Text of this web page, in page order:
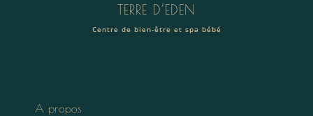
TERRE D’EDEN
Centre de bien-être et spa bébé
A propos